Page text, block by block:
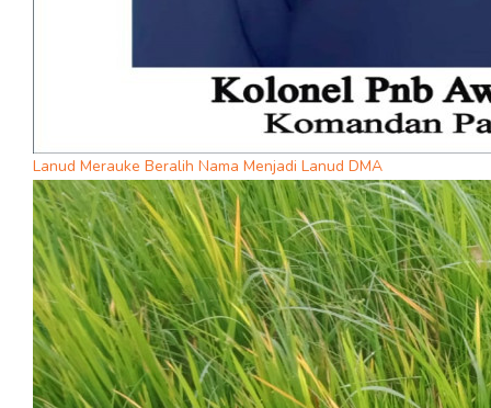
Lanud Merauke Beralih Nama Menjadi Lanud DMA